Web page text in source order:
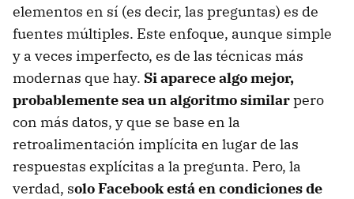
elementos en sí (es decir, las preguntas) es de
fuentes múltiples. Este enfoque, aunque simple
y a veces imperfecto, es de las técnicas más
modernas que hay. Si aparece algo mejor,
probablemente sea un algoritmo similarpero
con más datos, y que se base en la
retroalimentación implícita en lugar de las
respuestas explícitas a la pregunta. Pero, la
verdad, solo Facebook está en condiciones de